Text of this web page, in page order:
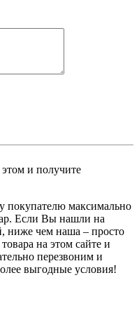
и получите
покупателю максимально
Если Вы нашли на
ниже чем наша – просто
на этом сайте и
перезвоним и
выгодные условия!